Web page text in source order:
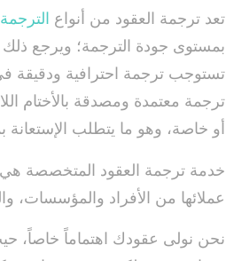
تعد ترجمة العقود من أنواع
بمستوى جودة الترجمة؛ ويرجع ذلك
تستوجب ترجمة احترافية ودقيقة
ترجمة معتمدة ومصدقة بالأختام
أو خاصة، وهو ما يتطلب الإستعانة
خدمة ترجمة العقود المتخصصة هي
عملائها من الأفراد والمؤسسات،
نحن نولى عقودك اهتماماً خاصاً،